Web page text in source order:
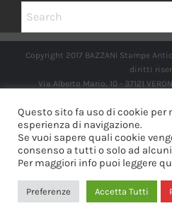
Copyright 2017 BAZZANI Stampe
diritti
Via Alberto Mario, 10 - 37121
Questo sito fa uso di cookie per
esperienza di navigazione.
Se vuoi sapere quali cookie
consenso a tutti o solo ad
Per maggiori info puoi leggere
Preferenze Accetta Tutti